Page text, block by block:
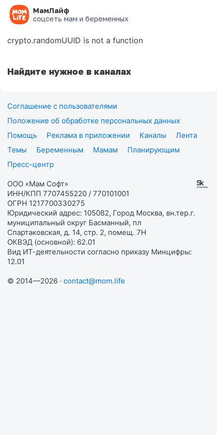
МамЛайф
соцсеть мам и беременных
Ошибка на странице
crypto.randomUUID is not a function
Найдите нужное в каналах
Соглашение с пользователями
Положение об обработке персональных данных
Помощь
Реклама в приложении Каналы
Лента
Темы
Беременным Мамам
Планирующим
Пресс-центр
ООО «Мам Софт»
ИНН/КПП 7707455220 / 770101001
ОГРН 1217700330275
Юридический адрес: 105082, Город Москва, вн.тер.г.
муниципальный округ Басманный, пл
Спартаковская, д. 14, стр. 2, помещ. 7Н
ОКВЭД (основной): 62.01
Вид ИТ-деятельности согласно приказу Минцифры:
12.01
© 2014—2026 · contact@mom.life